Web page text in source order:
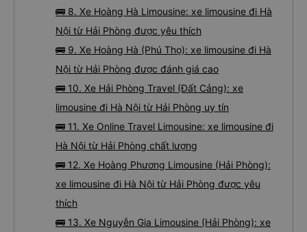
🚌 8. Xe Hoàng Hà Limousine: xe limousine đi Hà
Nội từ Hải Phòng được yêu thích
🚌 9. Xe Hoàng Hà (Phú Thọ): xe limousine đi Hà
Nội từ Hải Phòng được đánh giá cao
🚌 10. Xe Hải Phòng Travel (Đất Cảng): xe
limousine đi Hà Nội từ Hải Phòng uy tín
🚌 11. Xe Online Travel Limousine: xe limousine đi
Hà Nội từ Hải Phòng chất lượng
🚌 12. Xe Hoàng Phương Limousine (Hải Phòng):
xe limousine đi Hà Nội từ Hải Phòng được yêu
thích
🚌 13. Xe Nguyễn Gia Limousine (Hải Phòng): xe